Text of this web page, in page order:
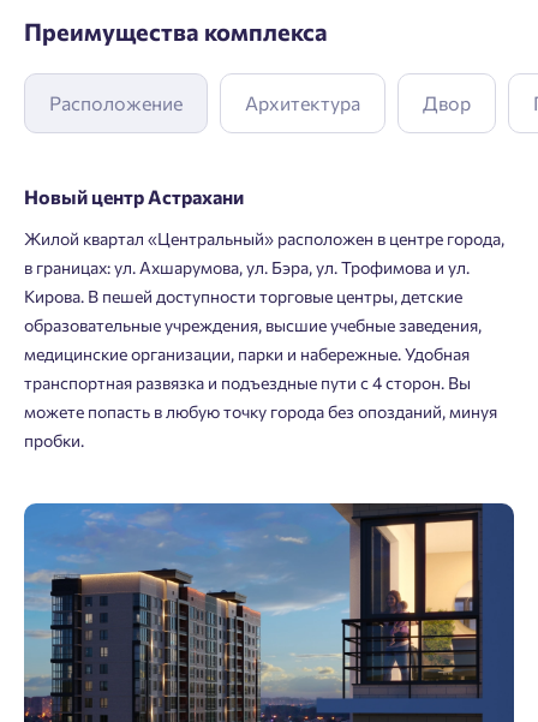
Преимущества комплекса
Расположение Архитектура Двор
Новый центр Астрахани
Жилой квартал «Центральный» расположен в центре города,
в границах: ул. Ахшарумова, ул. Бэра, ул. Трофимова и ул.
Кирова. В пешей доступности торговые центры, детские
образовательные учреждения, высшие учебные заведения,
медицинские организации, парки и набережные. Удобная
транспортная развязка и подъездные пути с 4 сторон. Вы
можете попасть в любую точку города без опозданий, минуя
пробки.